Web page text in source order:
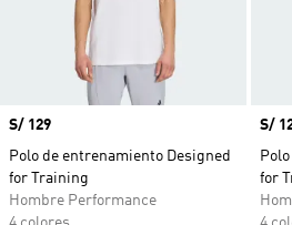
Precio
S/ 129
Polo de entrenamiento Designed
for Training
Hombre Performance
S/
for